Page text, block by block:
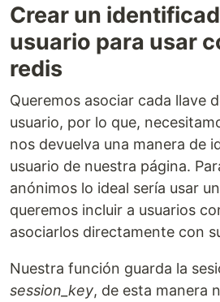
Crear un
usuario para usar
redis
Queremos asociar cada llave
usuario, por lo que,
nos devuelva una manera de
usuario de nuestra página.
anónimos lo ideal sería usar
queremos incluir a usuarios
asociarlos directamente con
Nuestra función guarda la
session_key, de esta manera